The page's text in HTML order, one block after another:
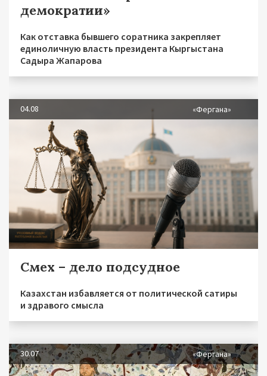
демократии»
Как отставка бывшего соратника закрепляет
единоличную власть президента Кыргыстана
Садыра Жапарова
04.08 «Фергана»
Смех – дело подсудное
Казахстан избавляется от политической сатиры
и здравого смысла
30.07 «Фергана»